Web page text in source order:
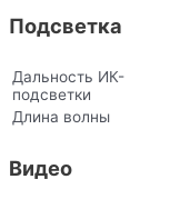
Подсветка
Дальность ИК-
подсветки
Длина волны
Видео